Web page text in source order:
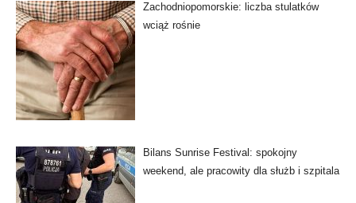
Zachodniopomorskie: liczba stulatków
wciąż rośnie
Bilans Sunrise Festival: spokojny
weekend, ale pracowity dla służb i szpitala